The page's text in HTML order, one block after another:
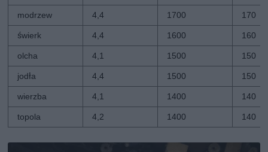
modrzew 4,4 1700 170
świerk 4,4 1600 160
olcha 4,1 1500 150
jodła 4,4 1500 150
wierzba 4,1 1400 140
topola 4,2 1400 140